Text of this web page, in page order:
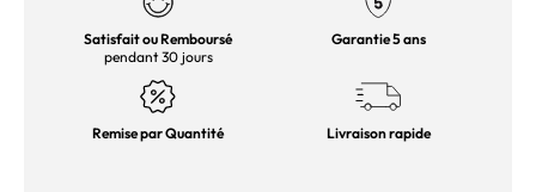
Satisfait ou Remboursé
pendant 30 jours
Garantie 5 ans
Remise par Quantité Livraison rapide